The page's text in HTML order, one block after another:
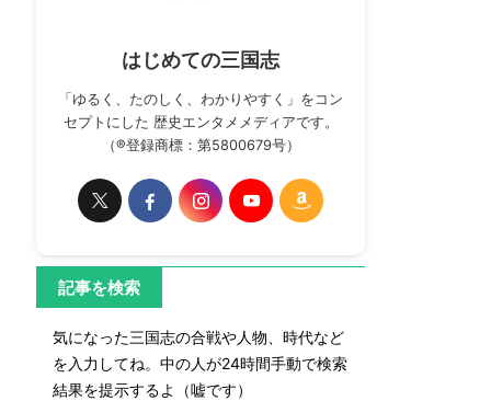
はじめての三国志
「ゆるく、たのしく、わかりやすく」をコン
セプトにした 歴史エンタメメディアです。
（®登録商標：第5800679号）
記事を検索
気になった三国志の合戦や人物、時代など
を入力してね。中の人が24時間手動で検索
結果を提示するよ（嘘です）